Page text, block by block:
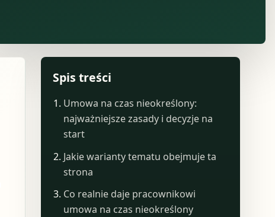
Spis treści
Umowa na czas nieokreślony:
najważniejsze zasady i decyzje na
start
Jakie warianty tematu obejmuje ta
strona
Co realnie daje pracownikowi
umowa na czas nieokreślony